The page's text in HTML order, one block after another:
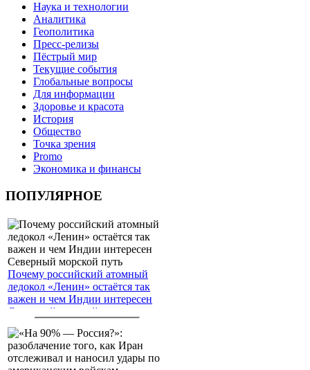
Наука и технологии
Аналитика
Геополитика
Пресс-релизы
Пёстрый мир
Текущие события
Глобальные вопросы
Для информации
Здоровье и красота
История
Общество
Точка зрения
Promo
Экономика и финансы
ПОПУЛЯРНОЕ
Почему российский атомный
ледокол «Ленин» остаётся так
важен и чем Индии интересен
Северный морской путь